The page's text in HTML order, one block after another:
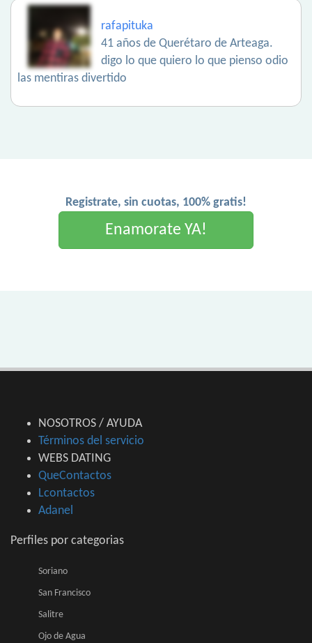
rafapituka
41 años de Querétaro de Arteaga.
digo lo que quiero lo que pienso odio
las mentiras divertido
Registrate, sin cuotas, 100% gratis!
Enamorate YA!
NOSOTROS / AYUDA
Términos del servicio
WEBS DATING
QueContactos
Lcontactos
Adanel
Perfiles por categorias
Soriano
San Francisco
Salitre
Ojo de Agua